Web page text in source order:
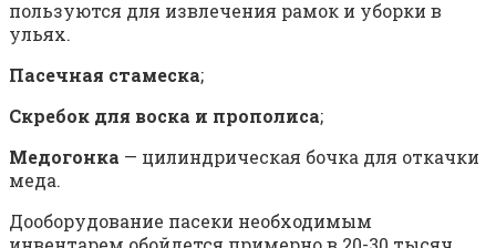
пользуются для извлечения рамок и уборки в
ульях.
Пасечная стамеска;
Скребок для воска и прополиса;
Медогонка — цилиндрическая бочка для откачки
меда.
Дооборудование пасеки необходимым